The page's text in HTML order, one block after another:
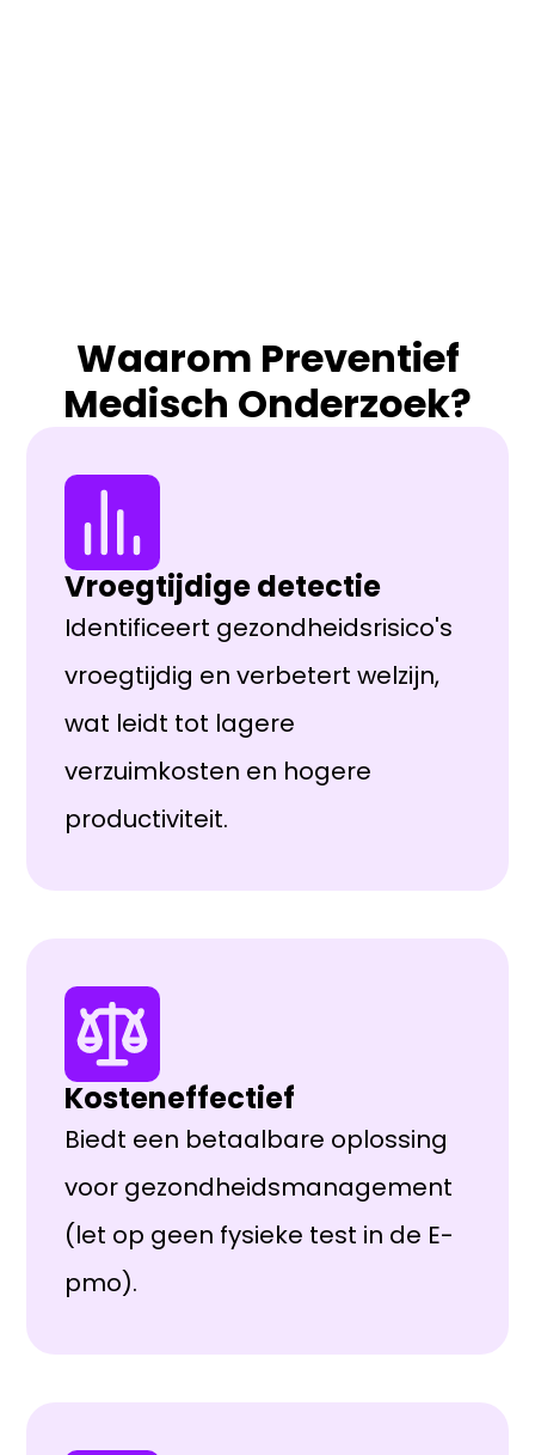
Waarom Preventief
Medisch Onderzoek?
Vroegtijdige detectie
Identificeert gezondheidsrisico's
vroegtijdig en verbetert welzijn,
wat leidt tot lagere
verzuimkosten en hogere
productiviteit.
Kosteneffectief
Biedt een betaalbare oplossing
voor gezondheidsmanagement
(let op geen fysieke test in de E-
pmo).